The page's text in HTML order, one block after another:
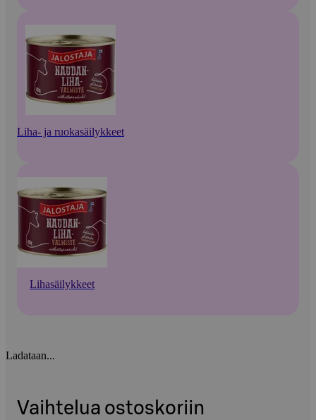
Liha- ja ruokasäilykkeet
Lihasäilykkeet
Ladataan...
Vaihtelua ostoskoriin